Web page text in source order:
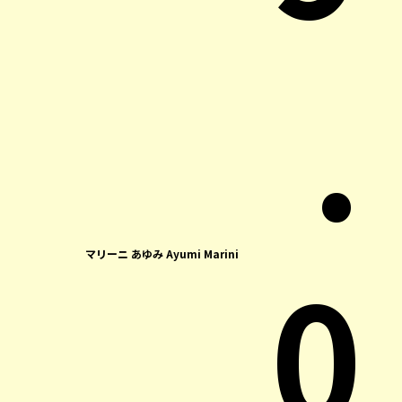
マリーニ あゆみ Ayumi Marini
.
0